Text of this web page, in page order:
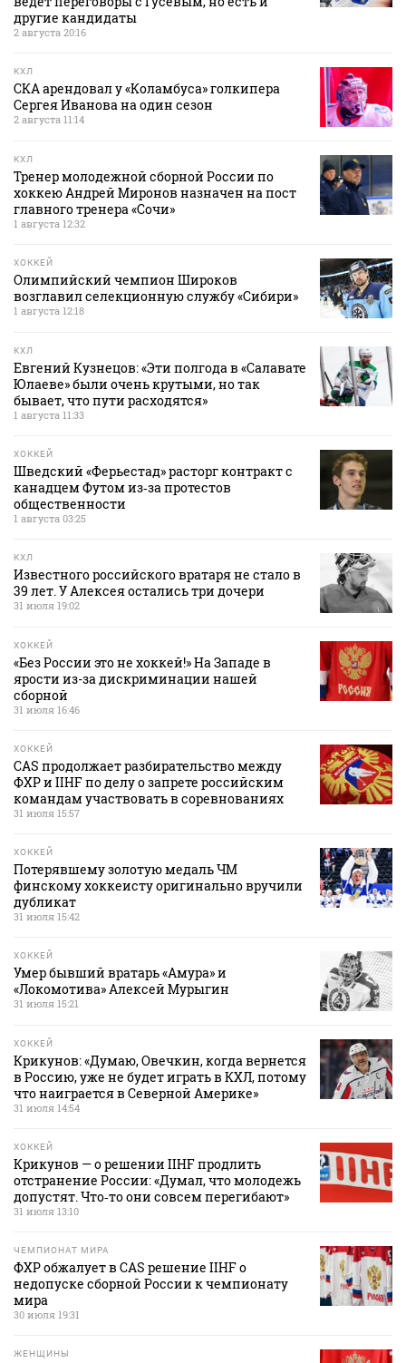
другие кандидаты
2 августа 20:16
КХЛ
СКА арендовал у «Коламбуса» голкипера
Сергея Иванова на один сезон
2 августа 11:14
КХЛ
Тренер молодежной сборной России по
хоккею Андрей Миронов назначен на пост
главного тренера «Сочи»
1 августа 12:32
ХОККЕЙ
Олимпийский чемпион Широков
возглавил селекционную службу «Сибири»
1 августа 12:18
КХЛ
Евгений Кузнецов: «Эти полгода в «Салавате
Юлаеве» были очень крутыми, но так
бывает, что пути расходятся»
1 августа 11:33
ХОККЕЙ
Шведский «Ферьестад» расторг контракт с
канадцем Футом из‑за протестов
общественности
1 августа 03:25
КХЛ
Известного российского вратаря не стало в
39 лет. У Алексея остались три дочери
31 июля 19:02
ХОККЕЙ
«Без России это не хоккей!» На Западе в
ярости из-за дискриминации нашей
сборной
31 июля 16:46
ХОККЕЙ
CAS продолжает разбирательство между
ФХР и IIHF по делу о запрете российским
командам участвовать в соревнованиях
31 июля 15:57
ХОККЕЙ
Потерявшему золотую медаль ЧМ
финскому хоккеисту оригинально вручили
дубликат
31 июля 15:42
ХОККЕЙ
Умер бывший вратарь «Амура» и
«Локомотива» Алексей Мурыгин
31 июля 15:21
ХОККЕЙ
Крикунов: «Думаю, Овечкин, когда вернется
в Россию, уже не будет играть в КХЛ, потому
что наиграется в Северной Америке»
31 июля 14:54
ХОККЕЙ
Крикунов — о решении IIHF продлить
отстранение России: «Думал, что молодежь
допустят. Что‑то они совсем перегибают»
31 июля 13:10
ЧЕМПИОНАТ МИРА
ФХР обжалует в CAS решение IIHF о
недопуске сборной России к чемпионату
мира
30 июля 19:31
ЖЕНЩИНЫ